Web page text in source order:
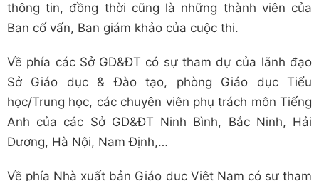
thông tin, đồng thời cũng là những thành viên của
Ban cố vấn, Ban giám khảo của cuộc thi.
Về phía các Sở GD&ĐT có sự tham dự của lãnh đạo
Sở Giáo dục & Đào tạo, phòng Giáo dục Tiểu
học/Trung học, các chuyên viên phụ trách môn Tiếng
Anh của các Sở GD&ĐT Ninh Bình, Bắc Ninh, Hải
Dương, Hà Nội, Nam Định,…
Về phía Nhà xuất bản Giáo dục Việt Nam có sự tham